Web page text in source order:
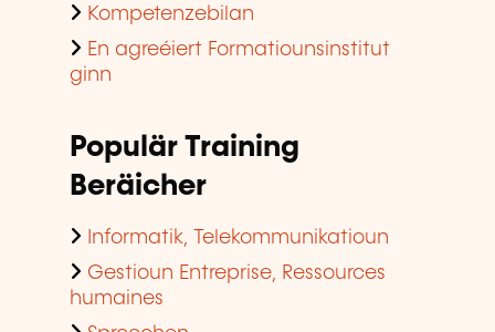
ginn
Populär Training
Informatik, Telekommunikatioun
humaines
Sproochen
Finanzen, Assurance, Droit